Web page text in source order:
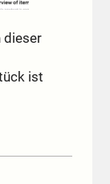
dieser
ist